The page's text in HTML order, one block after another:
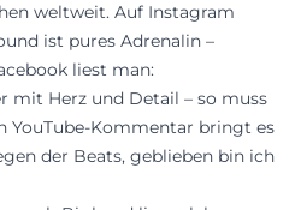
weltweit. Auf Instagram
ist pures Adrenalin –
liest man:
mit Herz und Detail – so muss
YouTube-Kommentar bringt es
der Beats, geblieben bin ich